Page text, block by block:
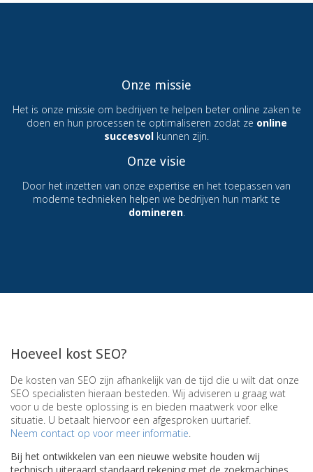
Onze missie
Het is onze missie om bedrijven te helpen beter online zaken te
doen en hun processen te optimaliseren zodat ze online
succesvol kunnen zijn.
Onze visie
Door het inzetten van onze expertise en het toepassen van
moderne technieken helpen we bedrijven hun markt te
domineren.
Hoeveel kost SEO?
De kosten van SEO zijn afhankelijk van de tijd die u wilt dat onze
SEO specialisten hieraan besteden. Wij adviseren u graag wat
voor u de beste oplossing is en bieden maatwerk voor elke
situatie. U betaalt hiervoor een afgesproken uurtarief.
Neem contact op voor meer informatie.
Bij het ontwikkelen van een nieuwe website houden wij